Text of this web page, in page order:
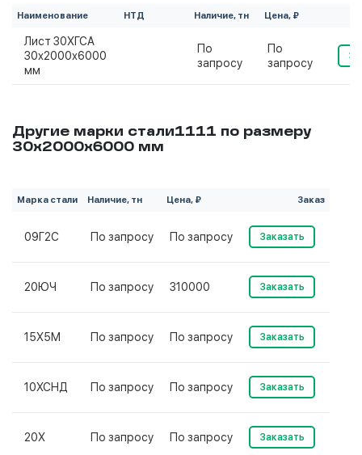
Наименование НТД Наличие, тн Цена, ₽
Лист 30ХГСА
30х2000х6000
мм
По
запросу
По
запросу
Другие марки стали1111 по размеру
30х2000х6000 мм
Марка стали Наличие, тн Цена, ₽ Заказ
09Г2С По запросу По запросу Заказать
20ЮЧ По запросу 310000 Заказать
15Х5М По запросу По запросу Заказать
10ХСНД По запросу По запросу Заказать
20Х По запросу По запросу Заказать